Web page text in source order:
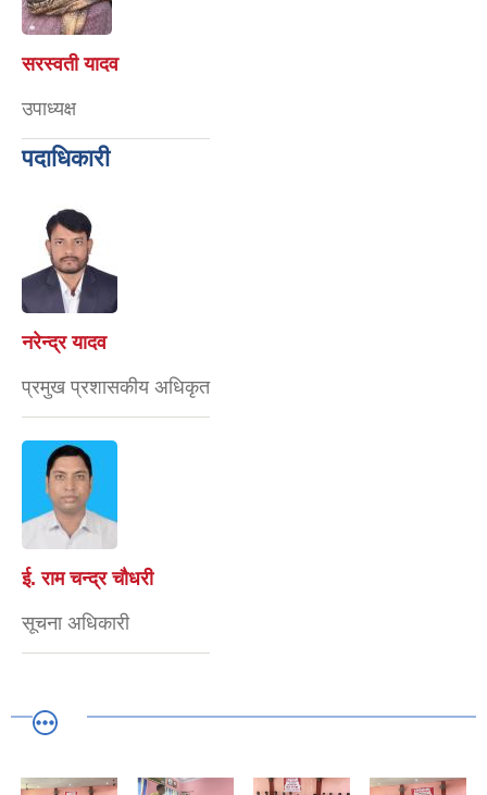
सरस्वती यादव
उपाध्यक्ष
पदाधिकारी
नरेन्द्र यादव
प्रमुख प्रशासकीय अधिकृत
ई. राम चन्द्र चाैधरी
सूचना अधिकारी